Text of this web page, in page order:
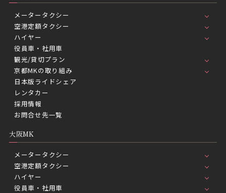
メータータクシー
空港定額タクシー
ハイヤー
役員車・社用車
観光/貸切プラン
京都MKの取り組み
日本版ライドシェア
レンタカー
採用情報
お問合せ先一覧
大阪MK
メータータクシー
空港定額タクシー
ハイヤー
役員車・社用車